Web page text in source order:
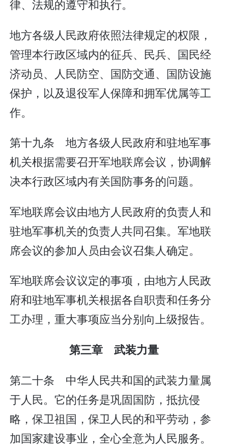
律、法规的遵守和执行。
地方各级人民政府依照法律规定的权限，
管理本行政区域内的征兵、民兵、国民经
济动员、人民防空、国防交通、国防设施
保护，以及退役军人保障和拥军优属等工
作。
第十九条 地方各级人民政府和驻地军事
机关根据需要召开军地联席会议，协调解
决本行政区域内有关国防事务的问题。
军地联席会议由地方人民政府的负责人和
驻地军事机关的负责人共同召集。军地联
席会议的参加人员由会议召集人确定。
军地联席会议议定的事项，由地方人民政
府和驻地军事机关根据各自职责和任务分
工办理，重大事项应当分别向上级报告。
第三章 武装力量
第二十条 中华人民共和国的武装力量属
于人民。它的任务是巩固国防，抵抗侵
略，保卫祖国，保卫人民的和平劳动，参
加国家建设事业，全心全意为人民服务。